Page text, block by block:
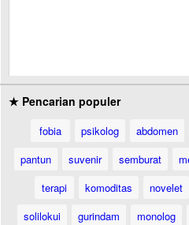
★ Pencarian populer
fobia psikolog abdomen
pantun
suvenir semburat
terapi
komoditas novelet
solilokui
gurindam monolog